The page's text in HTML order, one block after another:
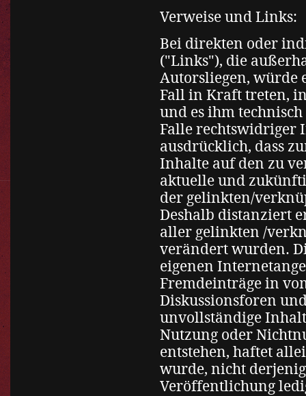
Verweise und Links:
Bei direkten oder
("Links"), die
Autorsliegen, würde
Fall in Kraft treten,
und es ihm
Falle rechtswidriger
ausdrücklich, dass
Inhalte auf den zu
aktuelle und
der gelinkten/
Deshalb distanziert
aller gelinkten /
verändert wurden.
eigenen
Fremdeinträge in
Diskussionsforen
unvollständige
Nutzung oder
entstehen, haftet
wurde, nicht
Veröffentlichung